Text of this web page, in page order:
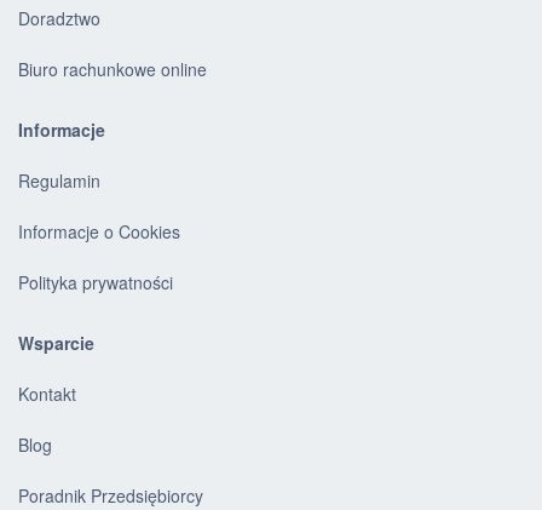
Doradztwo
Biuro rachunkowe online
Informacje
Regulamin
Informacje o Cookies
Polityka prywatności
Wsparcie
Kontakt
Blog
Poradnik Przedsiębiorcy